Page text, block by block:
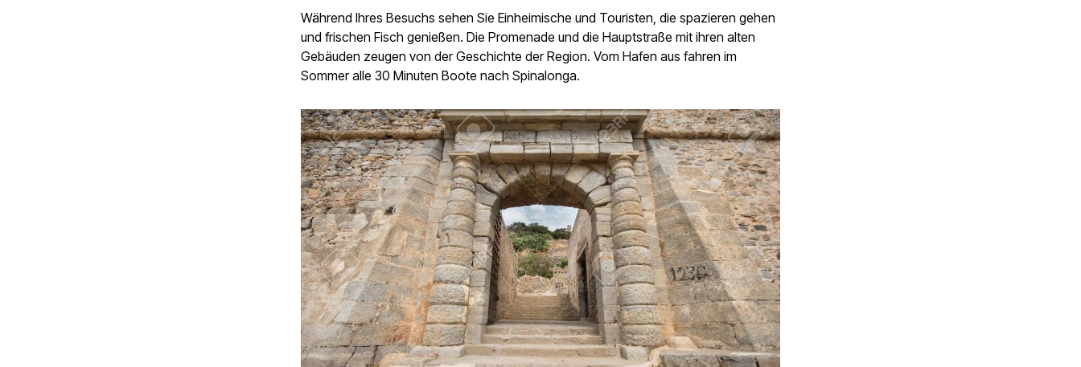
Während Ihres Besuchs sehen Sie Einheimische und Touristen, die spazieren gehen
und frischen Fisch genießen. Die Promenade und die Hauptstraße mit ihren alten
Gebäuden zeugen von der Geschichte der Region. Vom Hafen aus fahren im
Sommer alle 30 Minuten Boote nach Spinalonga.